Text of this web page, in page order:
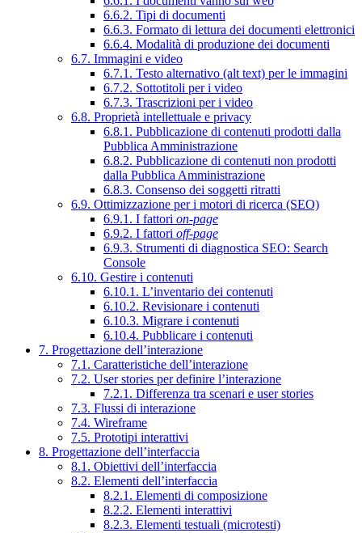
6.6.2. Tipi di documenti
6.6.3. Formato di lettura dei documenti elettronici
6.6.4. Modalità di produzione dei documenti
6.7. Immagini e video
6.7.1. Testo alternativo (alt text) per le immagini
6.7.2. Sottotitoli per i video
6.7.3. Trascrizioni per i video
6.8. Proprietà intellettuale e privacy
6.8.1. Pubblicazione di contenuti prodotti dalla
Pubblica Amministrazione
6.8.2. Pubblicazione di contenuti non prodotti
dalla Pubblica Amministrazione
6.8.3. Consenso dei soggetti ritratti
6.9. Ottimizzazione per i motori di ricerca (SEO)
6.9.1. I fattori on-page
6.9.2. I fattori off-page
6.9.3. Strumenti di diagnostica SEO: Search
Console
6.10. Gestire i contenuti
6.10.1. L’inventario dei contenuti
6.10.2. Revisionare i contenuti
6.10.3. Migrare i contenuti
6.10.4. Pubblicare i contenuti
7. Progettazione dell’interazione
7.1. Caratteristiche dell’interazione
7.2. User stories per definire l’interazione
7.2.1. Differenza tra scenari e user stories
7.3. Flussi di interazione
7.4. Wireframe
7.5. Prototipi interattivi
8. Progettazione dell’interfaccia
8.1. Obiettivi dell’interfaccia
8.2. Elementi dell’interfaccia
8.2.1. Elementi di composizione
8.2.2. Elementi interattivi
8.2.3. Elementi testuali (microtesti)